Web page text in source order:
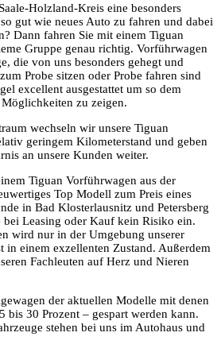
Holzland-Kreis eine besonders
gut wie neues Auto zu fahren und dabei
Dann fahren Sie mit einem Tiguan
Gruppe genau richtig. Vorführwagen
die von uns besonders gehegt und
Probe sitzen oder Probe fahren sind
excellent ausgestattet um so dem
zu zeigen.
wechseln wir unsere Tiguan
geringem Kilometerstand und geben
an unsere Kunden weiter.
Tiguan Vorführwagen aus der
Top Modell zum Preis eines
in Bad Klosterlausnitz und Petersberg
bei Leasing oder Kauf kein Risiko ein.
wird nur in der Umgebung unserer
in einem exzellenten Zustand. Außerdem
Fachleuten auf Herz und Nieren
der aktuellen Modelle mit denen
bis 30 Prozent – gespart werden kann.
stehen bei uns im Autohaus und